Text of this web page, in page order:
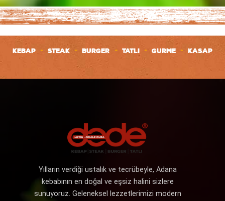
KEBAP + STEAK + BURGER + TATLI + GURME + KASAP
Yılların verdiği ustalık ve tecrübeyle, Adana
kebabının en doğal ve eşsiz halini sizlere
sunuyoruz. Geleneksel lezzetlerimizi modern